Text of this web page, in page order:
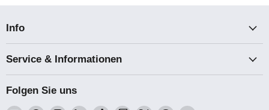
Info
Service & Informationen
Folgen Sie uns